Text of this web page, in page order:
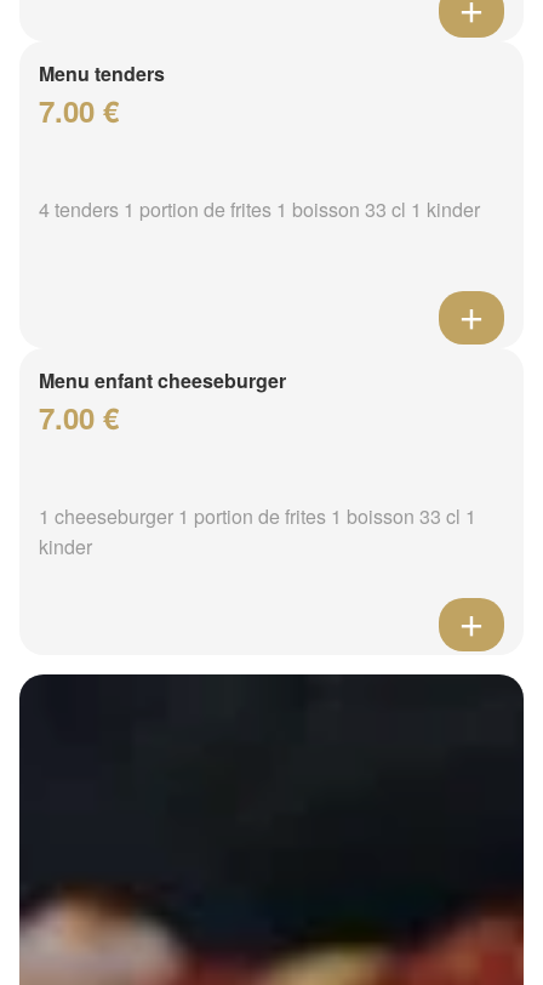
Menu tenders
7.00 €
4 tenders 1 portion de frites 1 boisson 33 cl 1 kinder
Menu enfant cheeseburger
7.00 €
1 cheeseburger 1 portion de frites 1 boisson 33 cl 1
kinder